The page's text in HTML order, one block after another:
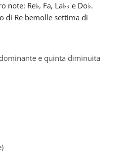
note: Re♭, Fa, La♭♭ e Do♭.
di Re bemolle settima di
e quinta diminuita